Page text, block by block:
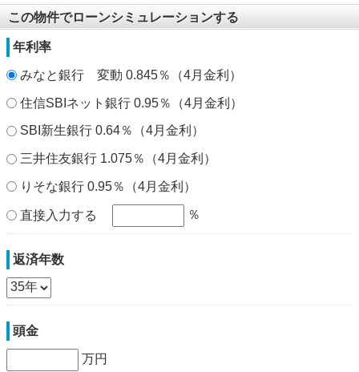
この物件でローンシミュレーションする
年利率
みなと銀行 変動 0.845％（4月金利）
住信SBIネット銀行 0.95％（4月金利）
SBI新生銀行 0.64％（4月金利）
三井住友銀行 1.075％（4月金利）
りそな銀行 0.95％（4月金利）
直接入力する ％
返済年数
頭金
万円